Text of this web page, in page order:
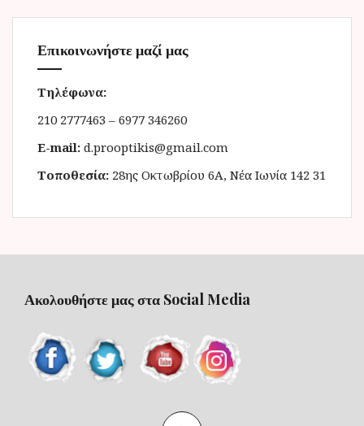
Επικοινωνήστε μαζί μας
Τηλέφωνα:
210 2777463 – 6977 346260
E-mail: d.prooptikis@gmail.com
Τοποθεσία: 28ης Οκτωβρίου 6Α, Νέα Ιωνία 142 31
Ακολουθήστε μας στα Social Media